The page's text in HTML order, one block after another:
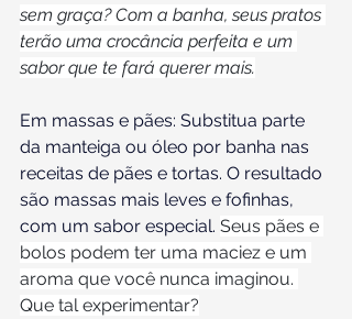
sem graça? Com a banha, seus pratos
terão uma crocância perfeita e um
sabor que te fará querer mais.
Em massas e pães: Substitua parte
da manteiga ou óleo por banha nas
receitas de pães e tortas. O resultado
são massas mais leves e fofinhas,
com um sabor especial. Seus pães e
bolos podem ter uma maciez e um
aroma que você nunca imaginou.
Que tal experimentar?